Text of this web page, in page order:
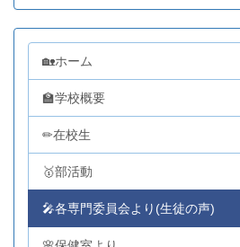
🏡ホーム
🏫学校概要
✏在校生
🥇部活動
🎤各専門委員会より(生徒の声)